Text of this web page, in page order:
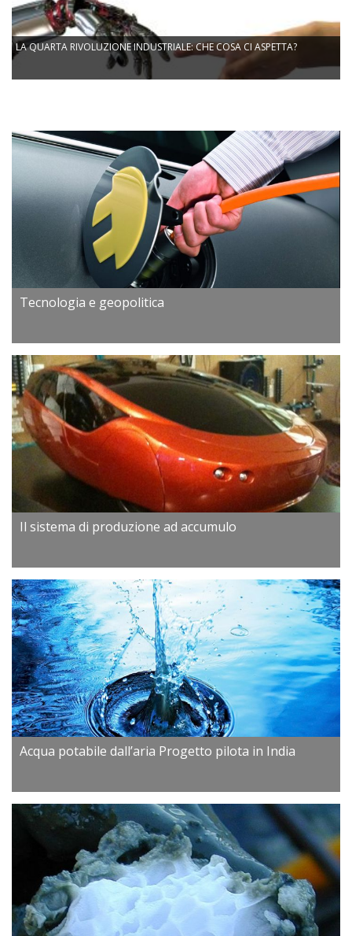
LA QUARTA RIVOLUZIONE INDUSTRIALE: CHE COSA CI ASPETTA?
Tecnologia e geopolitica
Il sistema di produzione ad accumulo
Acqua potabile dall’aria Progetto pilota in India